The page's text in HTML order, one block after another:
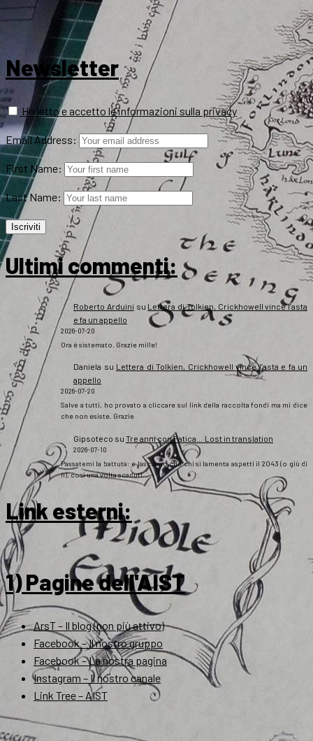
Newsletter
Ho letto e accetto le informazioni sulla privacy
Email Address:
First Name:
Last Name:
Ultimi commenti:
Roberto Arduini su Lettera di Tolkien, Crickhowell vince l’asta
e fa un appello
2026-07-20
Ora è sistemato. Grazie mille!
Daniela su Lettera di Tolkien, Crickhowell vince l’asta e fa un
appello
2026-07-20
Salve a tutti, ho provato a cliccare sul link della raccolta fondi ma mi dice
che non esiste. Grazie
Gipsoteco su Tre anni con Fatica… Lost in translation
2026-07-10
Passatemi la battuta: e lasciamo che chi si lamenta aspetti il 2043 (o giù di
lì), così una volta scaduti…
Link esterni:
1) Pagine dell'AIST
ArsT – Il blog (non più attivo)
Facebook – Il nostro gruppo
Facebook – La nostra pagina
Instagram – Il nostro canale
Link Tree – AIST